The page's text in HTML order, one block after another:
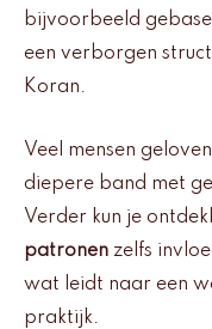
bijvoorbeeld
een verborgen
Koran.
Veel mensen
diepere band met
Verder kun je
patronen zelfs
wat leidt naar een
praktijk.